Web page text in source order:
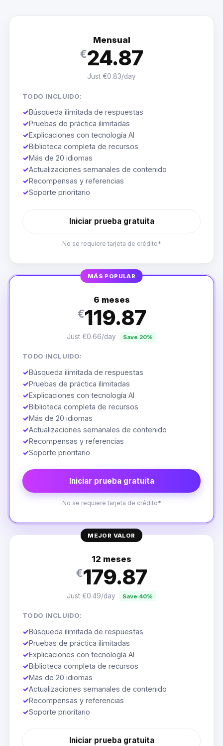
Mensual
€24.87
Just €0.83/day
TODO INCLUIDO:
✓Búsqueda ilimitada de respuestas
✓Pruebas de práctica ilimitadas
✓Explicaciones con tecnología AI
✓Biblioteca completa de recursos
✓Más de 20 idiomas
✓Actualizaciones semanales de contenido
✓Recompensas y referencias
✓Soporte prioritario
Iniciar prueba gratuita
No se requiere tarjeta de crédito*
MÁS POPULAR
6 meses
€119.87
Just €0.66/day Save 20%
TODO INCLUIDO:
✓Búsqueda ilimitada de respuestas
✓Pruebas de práctica ilimitadas
✓Explicaciones con tecnología AI
✓Biblioteca completa de recursos
✓Más de 20 idiomas
✓Actualizaciones semanales de contenido
✓Recompensas y referencias
✓Soporte prioritario
Iniciar prueba gratuita
No se requiere tarjeta de crédito*
MEJOR VALOR
12 meses
€179.87
Just €0.49/day Save 40%
TODO INCLUIDO:
✓Búsqueda ilimitada de respuestas
✓Pruebas de práctica ilimitadas
✓Explicaciones con tecnología AI
✓Biblioteca completa de recursos
✓Más de 20 idiomas
✓Actualizaciones semanales de contenido
✓Recompensas y referencias
✓Soporte prioritario
Iniciar prueba gratuita